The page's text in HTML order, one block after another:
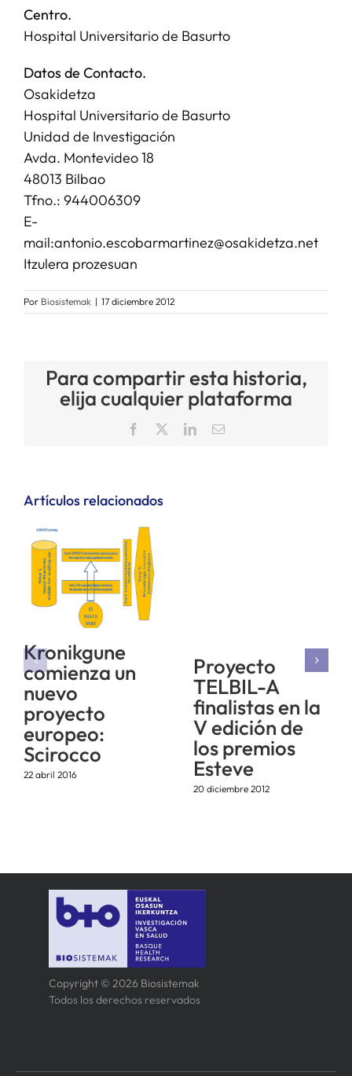
Centro.
Hospital Universitario de Basurto
Datos de Contacto.
Osakidetza
Hospital Universitario de Basurto
Unidad de Investigación
Avda. Montevideo 18
48013 Bilbao
Tfno.: 944006309
E-
mail:antonio.escobarmartinez@osakidetza.net
Itzulera prozesuan
Por Biosistemak | 17 diciembre 2012
Para compartir esta historia,
elija cualquier plataforma
Facebook LinkedInCorreo
Artículos relacionados
Kronikgune
comienza un
nuevo
proyecto
europeo:
Scirocco
22 abril 2016
Proyecto
TELBIL-A
finalistas en la
V edición de
los premios
Esteve
20 diciembre 2012
Copyright © 2026 Biosistemak
Todos los derechos reservados